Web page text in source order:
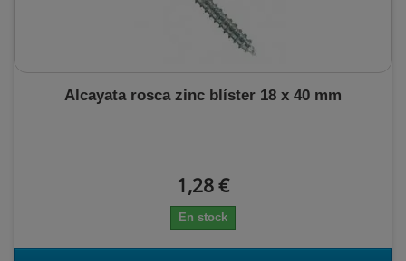
Alcayata rosca zinc blíster 18 x 40 mm
1,28 €
En stock